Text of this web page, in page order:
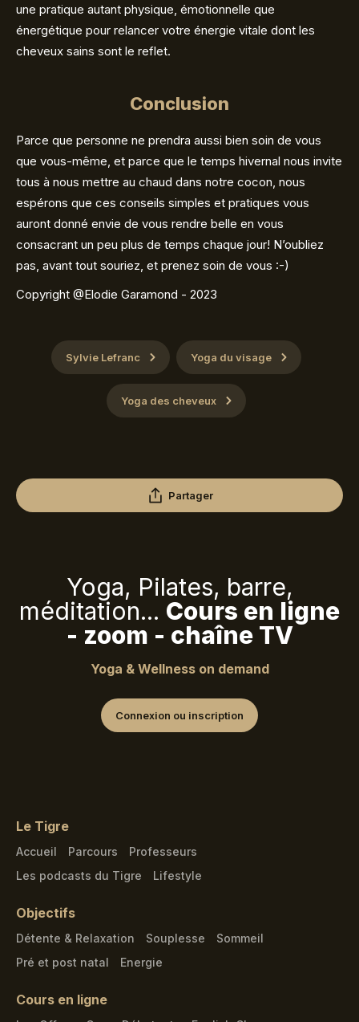
une pratique autant physique, émotionnelle que
énergétique pour relancer votre énergie vitale dont les
cheveux sains sont le reflet.
Conclusion
Parce que personne ne prendra aussi bien soin de vous
que vous-même, et parce que le temps hivernal nous invite
tous à nous mettre au chaud dans notre cocon, nous
espérons que ces conseils simples et pratiques vous
auront donné envie de vous rendre belle en vous
consacrant un peu plus de temps chaque jour! N’oubliez
pas, avant tout souriez, et prenez soin de vous :-)
Copyright @Elodie Garamond - 2023
Sylvie Lefranc Yoga du visage
Yoga des cheveux
Partager
Yoga, Pilates, barre,
méditation... Cours en ligne
- zoom - chaîne TV
Yoga & Wellness on demand
Connexion ou inscription
Le Tigre
Accueil Parcours
Professeurs
Les podcasts du Tigre
Lifestyle
Objectifs
Détente & Relaxation Souplesse
Sommeil
Pré et post natal
Energie
Cours en ligne